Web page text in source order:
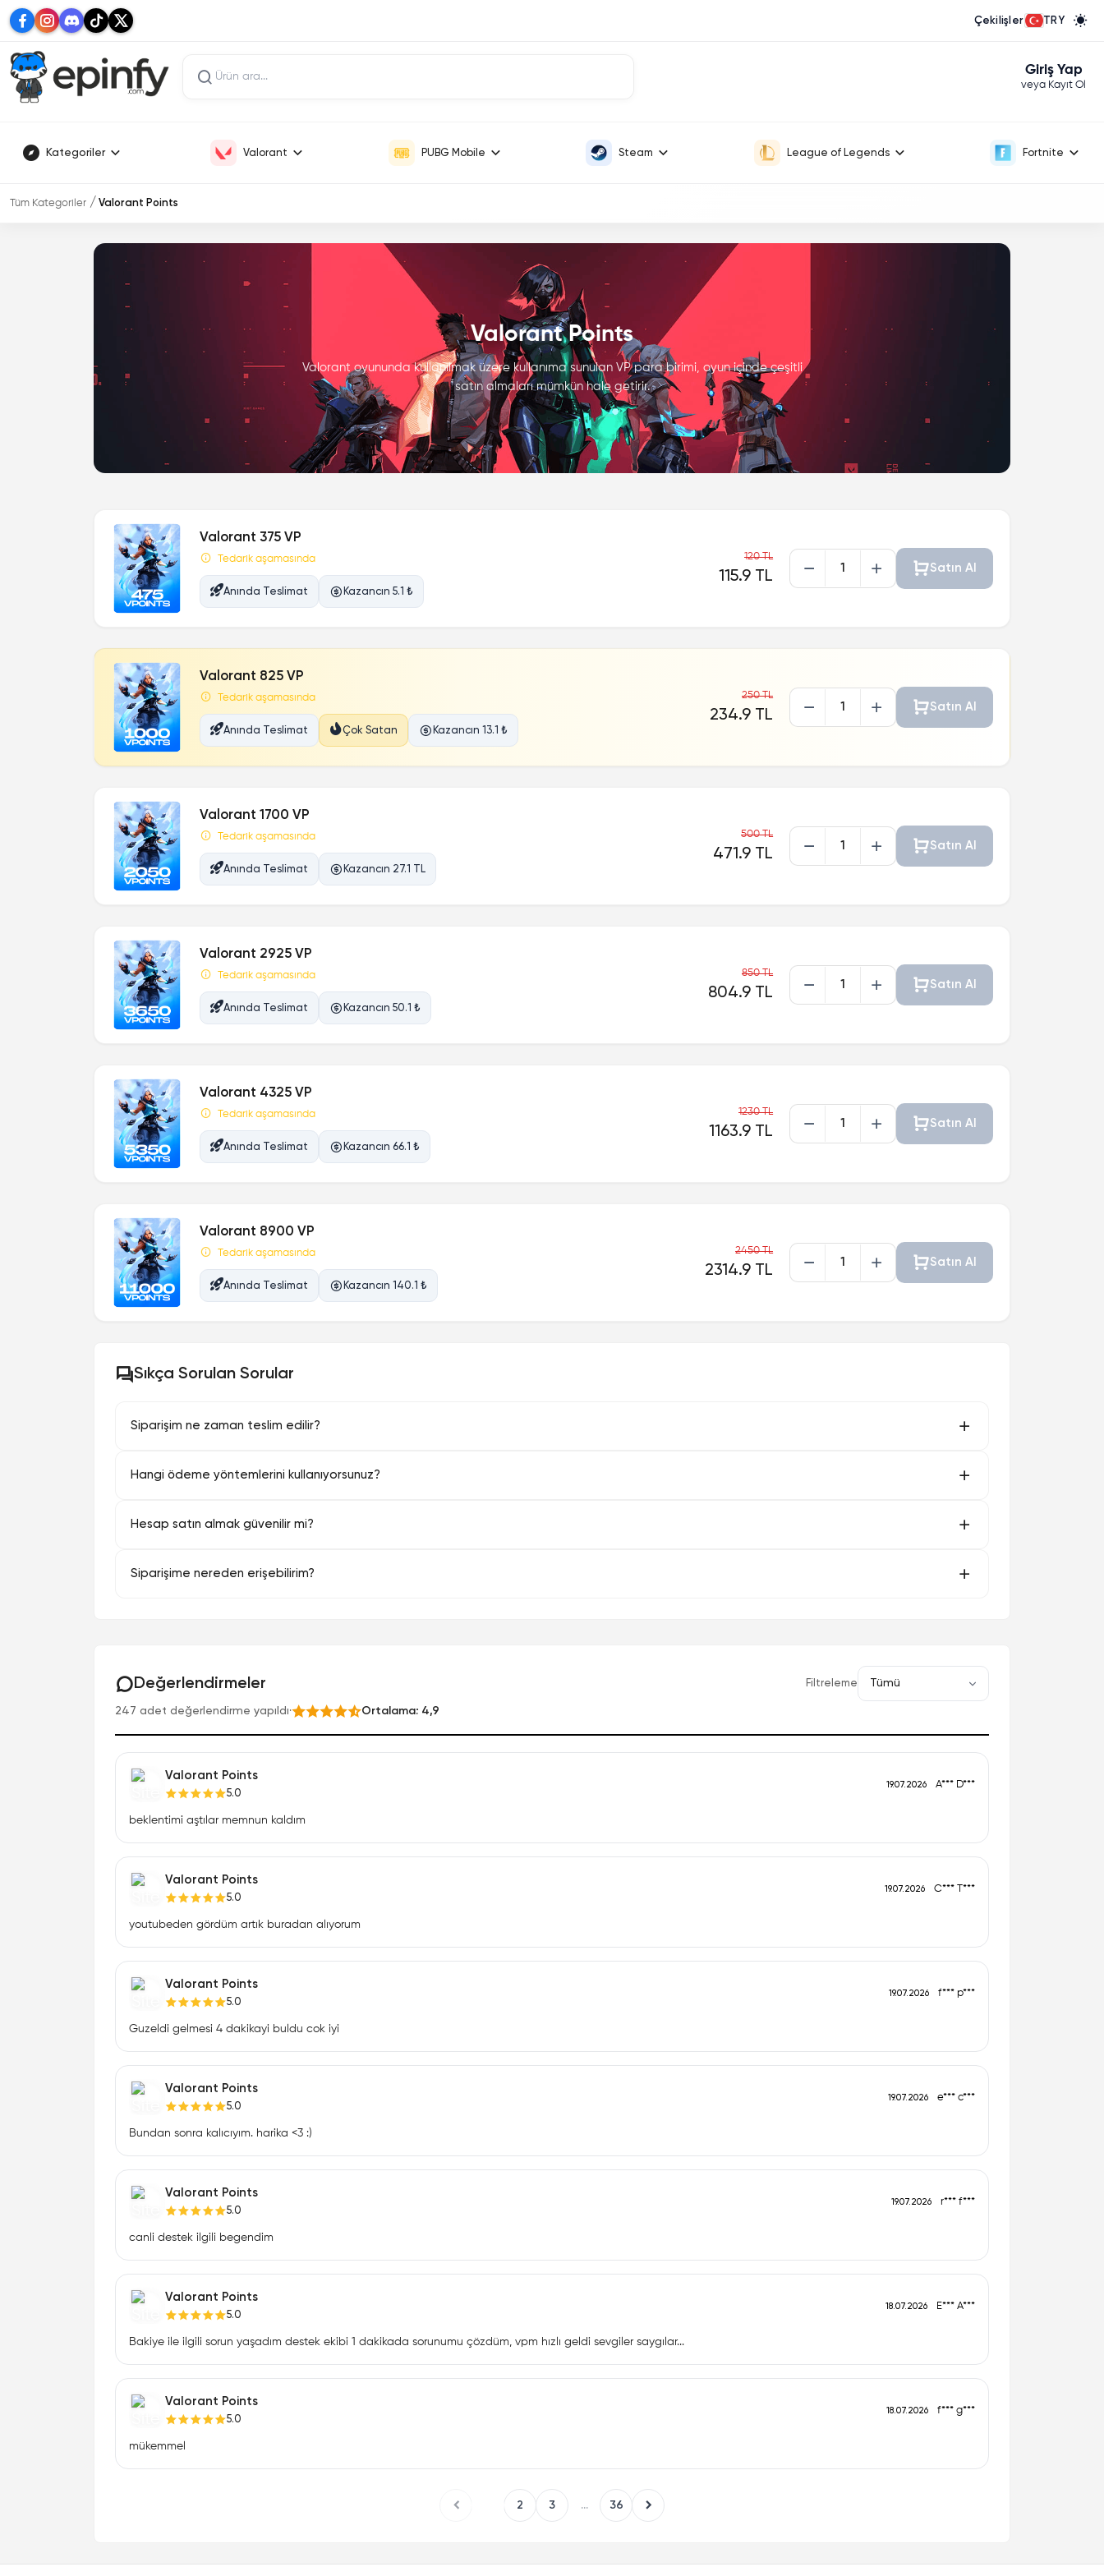
Çekilişler TRY
Giriş Yap
veya Kayıt Ol
Kategoriler Valorant PUBG Mobile Steam League of Legends Fortnite
Tüm Kategoriler Valorant Points
Valorant Points
Valorant oyununda kullanılmak üzere kullanıma sunulan VP para birimi, oyun içinde çeşitli
satın almaları mümkün hale getirir.
Valorant 375 VP
Tedarik aşamasında
Anında Teslimat Kazancın 5.1 ₺
120 TL
115.9 TL Satın Al
Valorant 825 VP
Tedarik aşamasında
Anında Teslimat Çok Satan Kazancın 13.1 ₺
250 TL
234.9 TL Satın Al
Valorant 1700 VP
Tedarik aşamasında
Anında Teslimat Kazancın 27.1 TL
500 TL
471.9 TL Satın Al
Valorant 2925 VP
Tedarik aşamasında
Anında Teslimat Kazancın 50.1 ₺
850 TL
804.9 TL Satın Al
Valorant 4325 VP
Tedarik aşamasında
Anında Teslimat Kazancın 66.1 ₺
1230 TL
1163.9 TL Satın Al
Valorant 8900 VP
Tedarik aşamasında
Anında Teslimat Kazancın 140.1 ₺
2450 TL
2314.9 TL Satın Al
Sıkça Sorulan Sorular
Siparişim ne zaman teslim edilir?
Hangi ödeme yöntemlerini kullanıyorsunuz?
Hesap satın almak güvenilir mi?
Siparişime nereden erişebilirim?
Değerlendirmeler Filtreleme
247 adet değerlendirme yapıldı· Ortalama: 4,9
Valorant Points
5.0
19.07.2026 A*** D***
beklentimi aştılar memnun kaldım
Valorant Points
5.0
19.07.2026 C*** T***
youtubeden gördüm artık buradan alıyorum
Valorant Points
5.0
19.07.2026 f*** p***
Guzeldi gelmesi 4 dakikayi buldu cok iyi
Valorant Points
5.0
19.07.2026 e*** c***
Bundan sonra kalıcıyım. harika <3 :)
Valorant Points
5.0
19.07.2026 r*** f***
canli destek ilgili begendim
Valorant Points
5.0
18.07.2026 E*** A***
Bakiye ile ilgili sorun yaşadım destek ekibi 1 dakikada sorunumu çözdüm, vpm hızlı geldi sevgiler saygılar...
Valorant Points
5.0
18.07.2026 f*** g***
mükemmel
2 3 ... 36